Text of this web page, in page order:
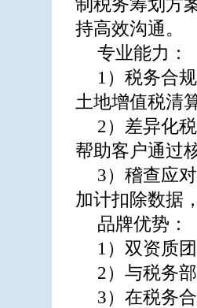
制税务筹划方
持高效沟通。
专业能力：
1）税务合
土地增值税清
2）差异化
帮助客户通过
3）稽查应
加计扣除数据
品牌优势：
1）双资质
2）与税务
3）在税务